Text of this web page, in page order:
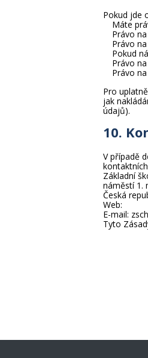
Pokud jde
Máte
Právo
Právo
Pokud
Právo
Právo
Pro
jak
údajů).
10.
V případě
Základní
náměstí 1.
Česká
Web:
E-mail:
Tyto